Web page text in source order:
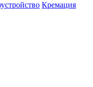
Кремация